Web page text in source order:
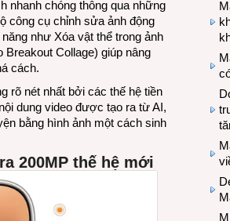
nhanh chóng thông qua những
công cụ chỉnh sửa ảnh động
như Xóa vật thể trong ảnh
Collage) giúp nâng
cách.
rõ nét nhất bởi các thế hệ tiền
dung video được tạo ra từ AI,
bằng hình ảnh một cách sinh
200MP thế hệ mới